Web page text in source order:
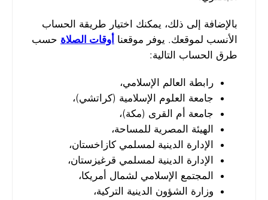
بالإضافة إلى ذلك، يمكنك اختيار طريقة الحساب
الأنسب لموقعك. يوفر موقعنا أوقات الصلاة حسب
طرق الحساب التالية:
رابطة العالم الإسلامي،
جامعة العلوم الإسلامية (كراتشي)،
جامعة أم القرى (مكة)،
الهيئة المصرية للمساحة،
الإدارة الدينية لمسلمي كازاخستان،
الإدارة الدينية لمسلمي قرغيزستان،
المجتمع الإسلامي لشمال أمريكا،
وزارة الشؤون الدينية التركية،